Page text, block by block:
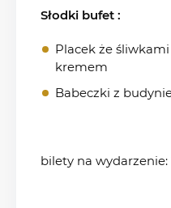
Słodki bufet :
Placek że
kremem
Babeczki z
bilety na